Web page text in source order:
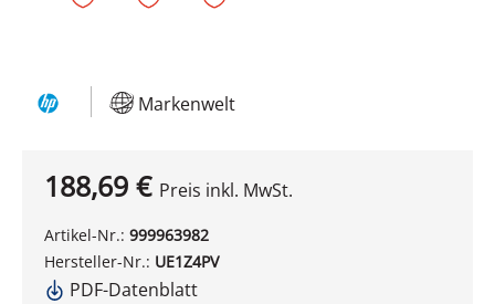
Markenwelt
188,69 € Preis inkl. MwSt.
Artikel-Nr.: 999963982
Hersteller-Nr.: UE1Z4PV
PDF-Datenblatt